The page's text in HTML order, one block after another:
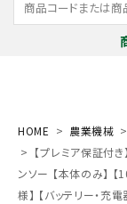
HOME 農業機械
【プレミア保証付
ンソー 【本体のみ】
様】 【バッテリー・充電